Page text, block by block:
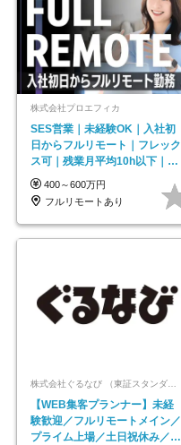
株式会社プロエフィカ
SES営業｜未経験OK｜入社初
日からフルリモート｜フレック
ス可｜残業月平均10h以下｜事
業立ち上げメンバー
400～600万円
フルリモートあり
株式会社ぐるなび （東証スタンダード上場）
【WEB集客プランナー】未経
験歓迎／フルリモートメイン／
プライム上場／土日祝休み／東